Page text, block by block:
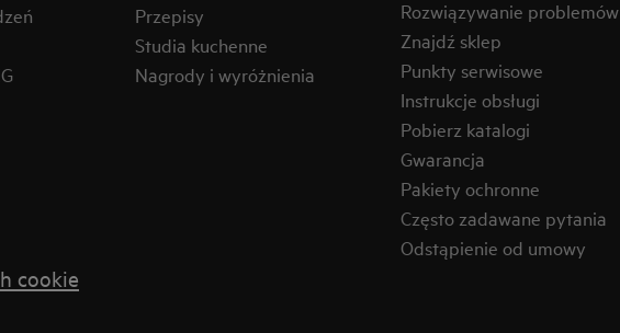
Przepisy
Studia kuchenne
Nagrody i wyróżnienia
Rozwiązywanie problemów
Znajdź sklep
Punkty serwisowe
Instrukcje obsługi
Pobierz katalogi
Gwarancja
Pakiety ochronne
Często zadawane pytania
Odstąpienie od umowy
cookie